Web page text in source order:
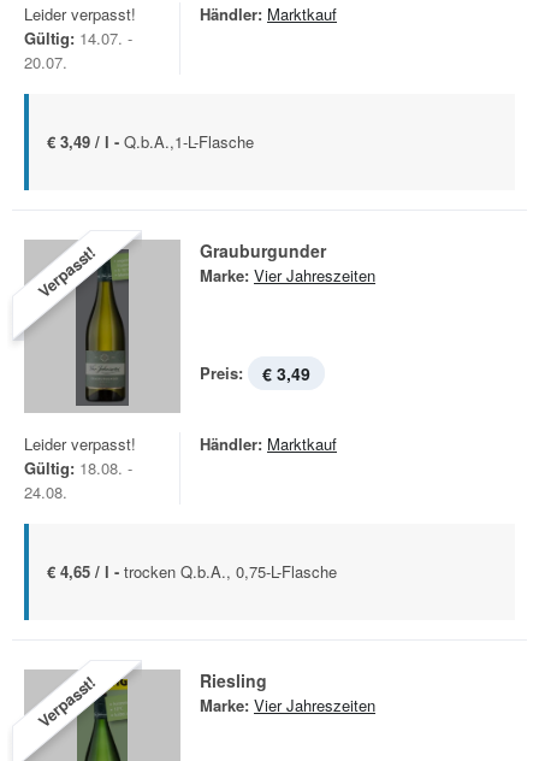
Leider verpasst!
Gültig: 14.07. -
20.07.
Händler: Marktkauf
€ 3,49 / l - Q.b.A.,1-L-Flasche
Verpasst! Grauburgunder
Marke: Vier Jahreszeiten
Preis: € 3,49
Leider verpasst!
Gültig: 18.08. -
24.08.
Händler: Marktkauf
€ 4,65 / l - trocken Q.b.A., 0,75-L-Flasche
Verpasst! Riesling
Marke: Vier Jahreszeiten